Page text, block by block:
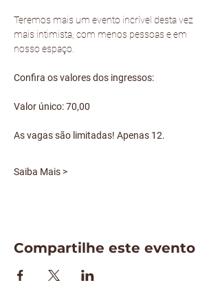
Teremos mais um evento incrível desta vez
mais intimista, com menos pessoas e em
nosso espaço.
Confira os valores dos ingressos:
Valor único: 70,00
As vagas são limitadas! Apenas 12.
Saiba Mais >
Compartilhe este evento